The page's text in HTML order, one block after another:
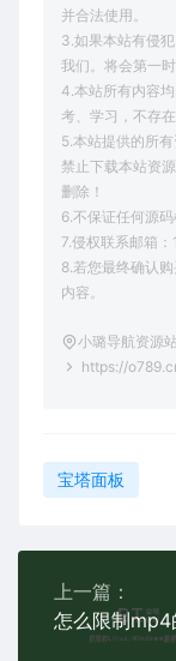
并合法使用。
3.如果本站有侵
我们。将会第一时
4.本站所有内容
考、学习，不存
5.本站提供的所
禁止下载本站资
删除！
6.不保证任何源码
7.侵权联系邮箱
8.若您最终确认
内容。
小璐导航资源
https://
宝塔面板
上一篇：